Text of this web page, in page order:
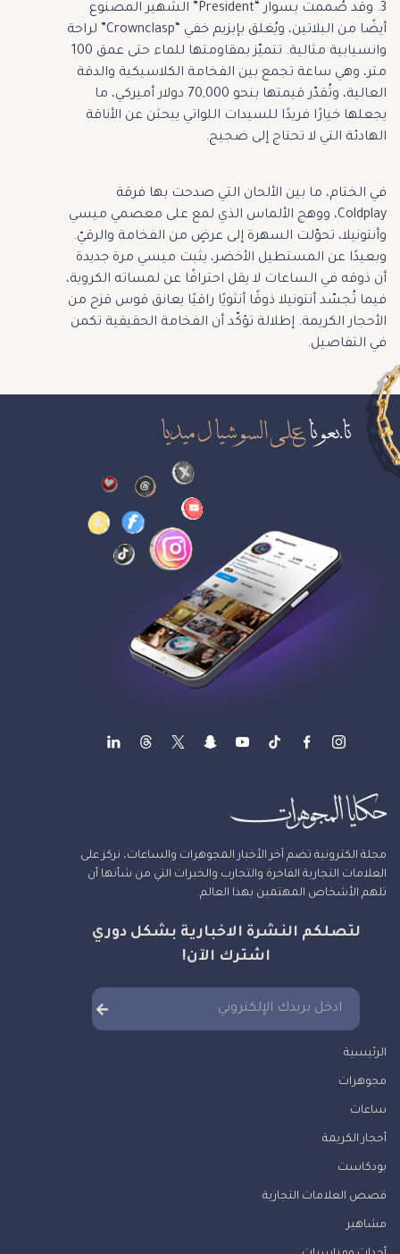
3. وقد صُممت بسوار “President” الشهير المصنوع
أيضًا من البلاتين، ويُغلق بإبزيم خفي “Crownclasp” لراحة
وانسيابية مثالية. تتميّز بمقاومتها للماء حتى عمق 100
متر، وهي ساعة تجمع بين الفخامة الكلاسيكية والدقة
العالية، وتُقدّر قيمتها بنحو 70,000 دولار أميركي، ما
يجعلها خيارًا فريدًا للسيدات اللواتي يبحثن عن الأناقة
الهادئة التي لا تحتاج إلى ضجيج.
في الختام، ما بين الألحان التي صدحت بها فرقة
Coldplay، ووهج الألماس الذي لمع على معصمي ميسي
وأنتونيلا، تحوّلت السهرة إلى عرضٍ من الفخامة والرقيّ.
وبعيدًا عن المستطيل الأخضر، يثبت ميسي مرة جديدة
أن ذوقه في الساعات لا يقل احترافًا عن لمساته الكروية،
فيما تُجسّد أنتونيلا ذوقًا أنثويًا راقيًا يعانق قوس قزح من
الأحجار الكريمة. إطلالة تؤكّد أن الفخامة الحقيقية تكمن
في التفاصيل.
تابعوناعلى السوشيال ميديا
مجلة الكترونية تضم آخر الأخبار المجوهرات والساعات، نركز على
العلامات التجارية الفاخرة والتجارب والخبرات التي من شأنها أن
تلهم الأشخاص المهتمين بهذا العالم.
لتصلكم النشرة الاخبارية بشكل دوري
اشترك الآن!
الرئيسية
مجوهرات
ساعات
أحجار الكريمة
بودكاست
قصص العلامات التجارية
مشاهير